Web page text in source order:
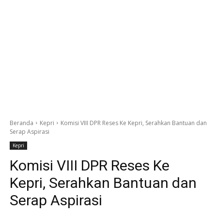
Beranda Kepri
Komisi VIII DPR Reses Ke Kepri, Serahkan Bantuan dan
Serap Aspirasi
Kepri
Komisi VIII DPR Reses Ke
Kepri, Serahkan Bantuan dan
Serap Aspirasi